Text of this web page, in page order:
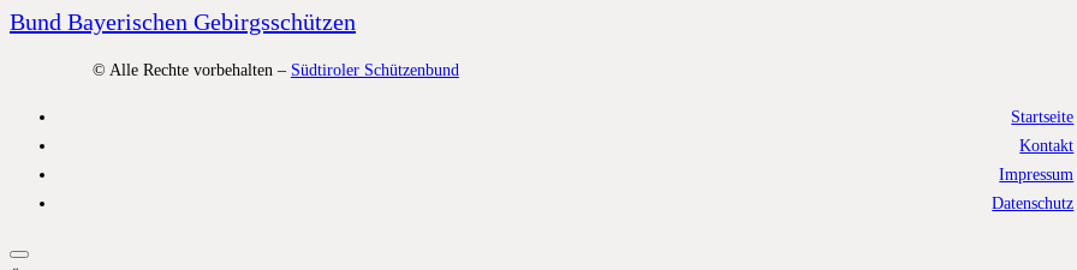
Bund Bayerischen Gebirgsschützen
© Alle Rechte vorbehalten – Südtiroler Schützenbund
Startseite
Kontakt
Impressum
Datenschutz